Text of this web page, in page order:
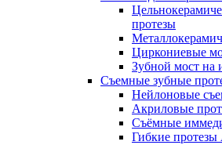
протезы
Циркониевые
Зубной мост на
Съемные зубные
Нейлоновые
Акриловые
Съёмные
Гибкие протезы